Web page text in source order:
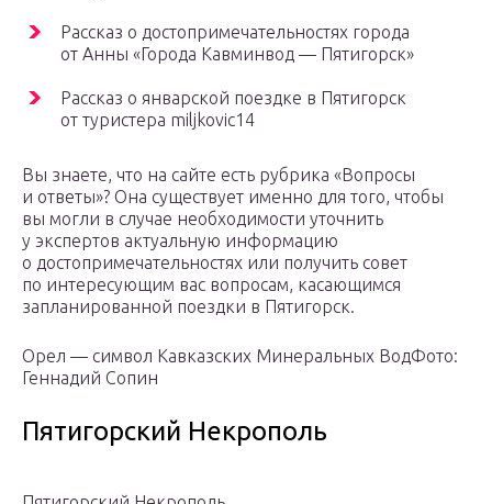
Рассказ о достопримечательностях города
от Анны «Города Кавминвод — Пятигорск»
Рассказ о январской поездке в Пятигорск
от туристера miljkovic14
Вы знаете, что на сайте есть рубрика «Вопросы
и ответы»? Она существует именно для того, чтобы
вы могли в случае необходимости уточнить
у экспертов актуальную информацию
о достопримечательностях или получить совет
по интересующим вас вопросам, касающимся
запланированной поездки в Пятигорск.
Орел — символ Кавказских Минеральных ВодФото:
Геннадий Сопин
Пятигорский Некрополь